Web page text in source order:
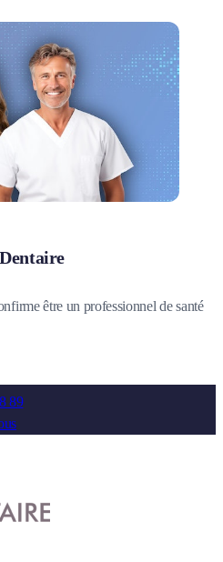
être un professionnel de santé
89